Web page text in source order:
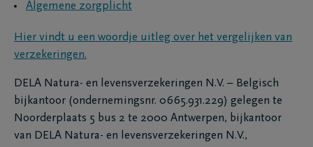
Algemene zorgplicht
Hier vindt u een woordje uitleg over het vergelijken van
verzekeringen.
DELA Natura- en levensverzekeringen N.V. – Belgisch
bijkantoor (ondernemingsnr. 0665.931.229) gelegen te
Noorderplaats 5 bus 2 te 2000 Antwerpen, bijkantoor
van DELA Natura- en levensverzekeringen N.V.,